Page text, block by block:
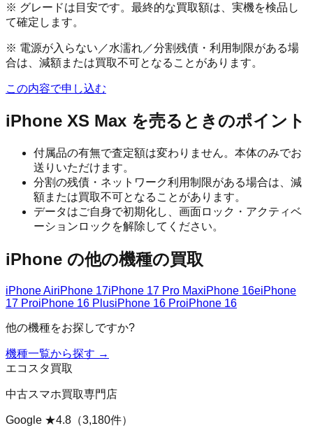
※ グレードは目安です。最終的な買取額は、実機を検品し
て確定します。
※ 電源が入らない／水濡れ／分割残債・利用制限がある場
合は、減額または買取不可となることがあります。
この内容で申し込む
iPhone XS Max を売るときのポイント
付属品の有無で査定額は変わりません。本体のみでお
送りいただけます。
分割の残債・ネットワーク利用制限がある場合は、減
額または買取不可となることがあります。
データはご自身で初期化し、画面ロック・アクティベ
ーションロックを解除してください。
iPhone の他の機種の買取
iPhone AiriPhone 17iPhone 17 Pro MaxiPhone 16eiPhone
17 ProiPhone 16 PlusiPhone 16 ProiPhone 16
他の機種をお探しですか?
機種一覧から探す →
エコスタ買取
中古スマホ買取専門店
Google ★4.8 （3,180件）